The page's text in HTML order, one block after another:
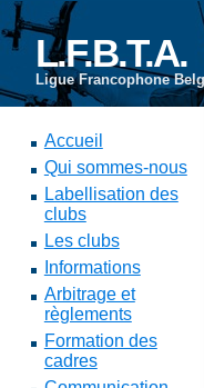
L.F.B.T.A.
Ligue Francophone
Accueil
Qui sommes-nous
Labellisation des
clubs
Les clubs
Informations
Arbitrage et
règlements
Formation des
cadres